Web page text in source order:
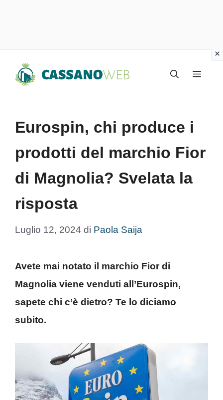
Menu
Eurospin, chi produce i
prodotti del marchio Fior
di Magnolia? Svelata la
risposta
Luglio 12, 2024 di Paola Saija
Avete mai notato il marchio Fior di
Magnolia viene venduti all’Eurospin,
sapete chi c’è dietro? Te lo diciamo
subito.